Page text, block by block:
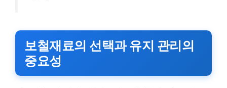
보철재료의 선택과 유지 관리의
중요성